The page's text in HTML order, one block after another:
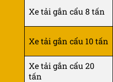
Xe tải gắn cẩu 8 tấn
Xe tải gắn cẩu 10 tấn
Xe tải gắn cẩu 20
tấn